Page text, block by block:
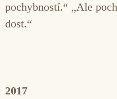
pochybností.“ „Ale
dost.“
2017